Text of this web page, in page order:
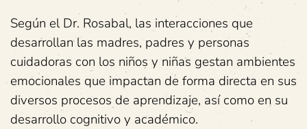
Según el Dr. Rosabal, las interacciones que
desarrollan las madres, padres y personas
cuidadoras con los niños y niñas gestan ambientes
emocionales que impactan de forma directa en sus
diversos procesos de aprendizaje, así como en su
desarrollo cognitivo y académico.